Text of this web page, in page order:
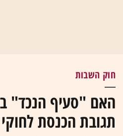
חוק השבות
האם "סעיף הנכד"
תגובת הכנסת